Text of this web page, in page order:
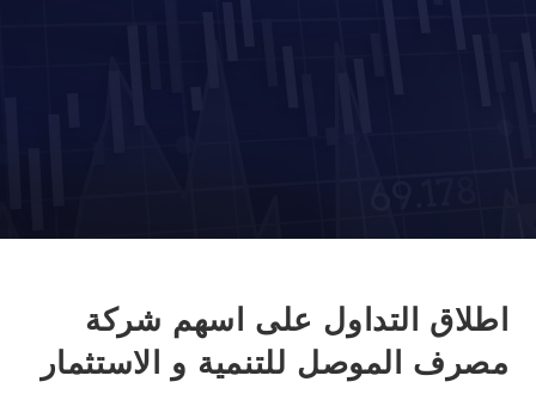
اطلاق التداول على اسهم شركة
مصرف الموصل للتنمية و الاستثمار